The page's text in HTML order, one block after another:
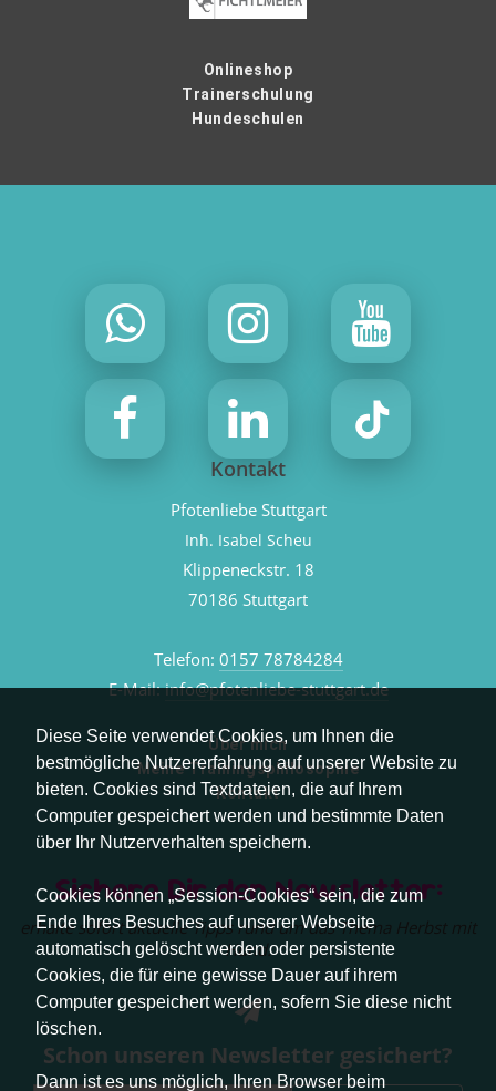
Diese Seite verwendet Cookies, um Ihnen die
bestmögliche Nutzererfahrung auf unserer Website zu
bieten. Cookies sind Textdateien, die auf Ihrem
Computer gespeichert werden und bestimmte Daten
über Ihr Nutzerverhalten speichern.
Cookies können „Session-Cookies“ sein, die zum
Ende Ihres Besuches auf unserer Webseite
automatisch gelöscht werden oder persistente
Cookies, die für eine gewisse Dauer auf ihrem
Computer gespeichert werden, sofern Sie diese nicht
löschen.
Dann ist es uns möglich, Ihren Browser beim
Onlineshop
Trainerschulung
Hundeschulen
Kontakt
Pfotenliebe Stuttgart
Inh. Isabel Scheu
Klippeneckstr. 18
70186 Stuttgart
Telefon: 0157 78784284
E-Mail:info@pfotenliebe-stuttgart.de
Über mich
Meine Trainingsphilosophie
Kontakt
Sichere Dir den Newsletter:
erhalte sofort aktuelle Tipps rund um das Thema Herbst mit
Hund.
Schon unseren Newsletter gesichert?